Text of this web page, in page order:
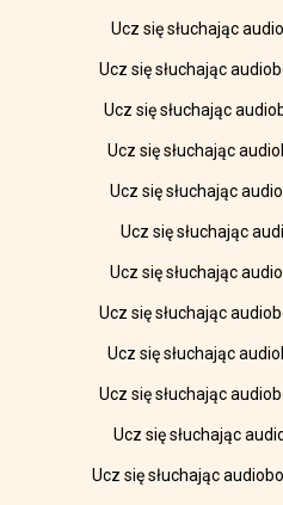
Ucz się słuchając
Ucz się słuchając
Ucz się słuchając
Ucz się słuchając
Ucz się słuchając
Ucz się słuchając
Ucz się słuchając
Ucz się słuchając
Ucz się słuchając
Ucz się słuchając
Ucz się słuchając
Ucz się słuchając